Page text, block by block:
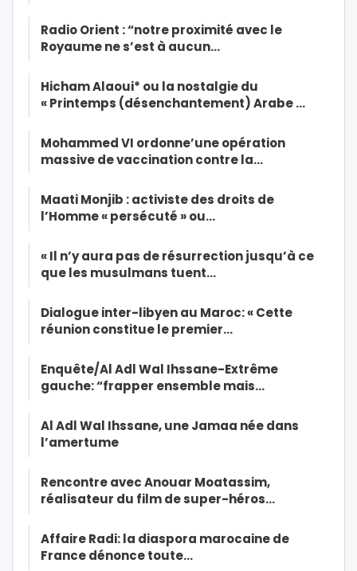
Radio Orient : “notre proximité avec le
Royaume ne s’est à aucun…
Hicham Alaoui* ou la nostalgie du
« Printemps (désenchantement) Arabe …
Mohammed VI ordonne’une opération
massive de vaccination contre la…
Maati Monjib : activiste des droits de
l’Homme « persécuté » ou…
« Il n’y aura pas de résurrection jusqu’à ce
que les musulmans tuent…
Dialogue inter-libyen au Maroc: « Cette
réunion constitue le premier…
Enquête/Al Adl Wal Ihssane-Extrême
gauche: “frapper ensemble mais…
Al Adl Wal Ihssane, une Jamaa née dans
l’amertume
Rencontre avec Anouar Moatassim,
réalisateur du film de super-héros…
Affaire Radi: la diaspora marocaine de
France dénonce toute…